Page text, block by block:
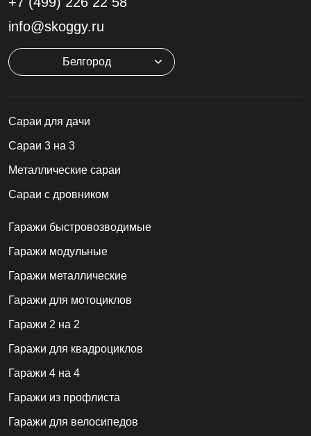
info@skoggy.ru
Белгород
Cараи для дачи
Сараи 3 на 3
Металлические сараи
Сараи с дровником
Гаражи быстровозводимые
Гаражи модульные
Гаражи металлические
Гаражи для мотоциклов
Гаражи 2 на 2
Гаражи для квадроциклов
Гаражи 4 на 4
Гаражи из профлиста
Гаражи для велосипедов